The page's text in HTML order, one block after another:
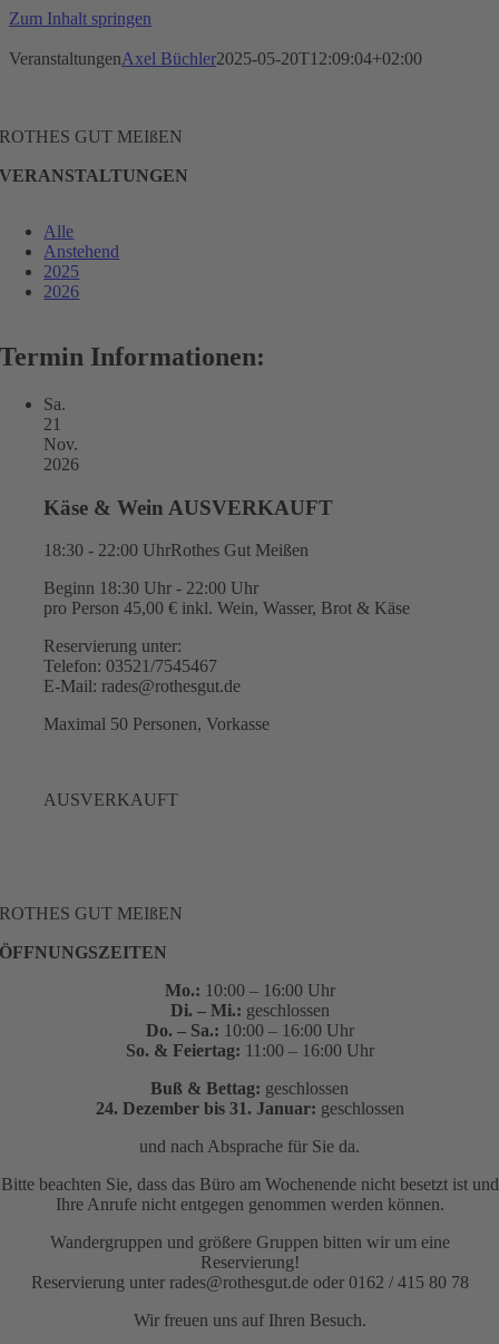
Zum Inhalt springen
VeranstaltungenAxel Büchler2025-05-20T12:09:04+02:00
ROTHES GUT MEIßEN
VERANSTALTUNGEN
Alle
Anstehend
2025
2026
Termin Informationen:
Sa.
21
Nov.
2026
Käse & Wein AUSVERKAUFT
18:30 - 22:00 UhrRothes Gut Meißen
Beginn 18:30 Uhr - 22:00 Uhr
pro Person 45,00 € inkl. Wein, Wasser, Brot & Käse
Reservierung unter:
Telefon: 03521/7545467
E-Mail: rades@rothesgut.de
Maximal 50 Personen, Vorkasse
AUSVERKAUFT
ROTHES GUT MEIßEN
ÖFFNUNGSZEITEN
Mo.: 10:00 – 16:00 Uhr
Di. – Mi.: geschlossen
Do. – Sa.: 10:00 – 16:00 Uhr
So. & Feiertag: 11:00 – 16:00 Uhr
Buß & Bettag: geschlossen
24. Dezember bis 31. Januar: geschlossen
und nach Absprache für Sie da.
Bitte beachten Sie, dass das Büro am Wochenende nicht besetzt ist und
Ihre Anrufe nicht entgegen genommen werden können.
Wandergruppen und größere Gruppen bitten wir um eine
Reservierung!
Reservierung unter rades@rothesgut.de oder 0162 / 415 80 78
Wir freuen uns auf Ihren Besuch.